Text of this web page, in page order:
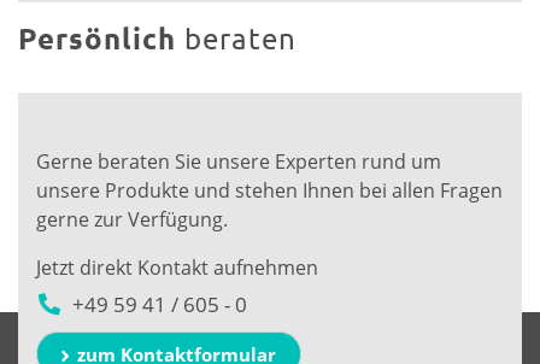
Persönlich beraten
Gerne beraten Sie unsere Experten rund um
unsere Produkte und stehen Ihnen bei allen Fragen
gerne zur Verfügung.
Jetzt direkt Kontakt aufnehmen
+49 59 41 / 605 - 0
zum Kontaktformular